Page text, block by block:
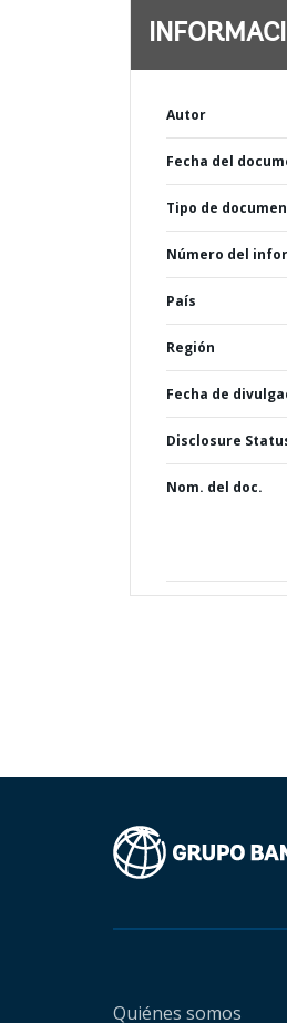
Autor
Fecha del
Tipo de
Número del
País
Región
Fecha de
Disclosure
Nom. del doc.
Quiénes somos